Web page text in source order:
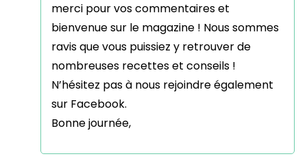
merci pour vos commentaires et
bienvenue sur le magazine ! Nous sommes
ravis que vous puissiez y retrouver de
nombreuses recettes et conseils !
N’hésitez pas à nous rejoindre également
sur Facebook.
Bonne journée,